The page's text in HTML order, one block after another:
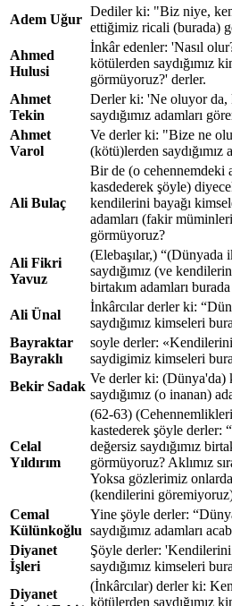
Adem Uğur
Dediler ki: "Biz niye,
ettiğimiz ricali (burada)
Ahmed
Hulusi
İnkâr edenler: 'Nasıl
kötülerden saydığımız
görmüyoruz?' derler.
Ahmet
Tekin
Derler ki: 'Ne oluyor da,
saydığımız adamları
Ahmet
Varol
Ve derler ki: "Bize ne
(kötü)lerden
Ali Bulaç
Bir de (o cehennemdeki
kasdederek şöyle)
kendilerini bayağı
adamları (fakir
görmüyoruz?
Ali Fikri
Yavuz
(Elebaşılar,) “(Dünyada
saydığımız (ve
birtakım adamları
Ali Ünal
İnkârcılar derler ki:
saydığımız kimseleri
Bayraktar
Bayraklı
soyle derler:
saydigimiz kimseleri
Bekir Sadak
Ve derler ki: (Dünya'da)
saydığımız (o inanan)
Celal
Yıldırım
(62-63)
kastederek şöyle derler:
değersiz saydığımız
görmüyoruz? Aklımız
Yoksa gözlerimiz
(kendilerini
Cemal
Külünkoğlu
Yine şöyle derler:
saydığımız adamları
Diyanet
İşleri
Şöyle derler:
saydığımız kimseleri
Diyanet
(İnkârcılar) derler ki:
kötülerden saydığımız